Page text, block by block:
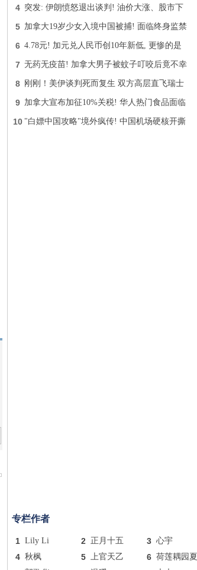
4 突发: 伊朗愤怒退出谈判! 油价大涨、股市下
5 加拿大19岁少女入境中国被捕! 面临终身监禁
6 4.78元! 加元兑人民币创10年新低, 更惨的是
7 无药无疫苗! 加拿大男子被蚊子叮咬后竟不幸
8 刚刚！美伊谈判死而复生 双方高层直飞瑞士
9 加拿大宣布加征10%关税! 华人热门食品面临
10 "白嫖中国攻略"境外疯传! 中国机场硬核开撕
专栏作者
1 Lily Li 2 正月十五 3 心宇
4 秋枫 5 上官天乙 6 荷莲耦园夏